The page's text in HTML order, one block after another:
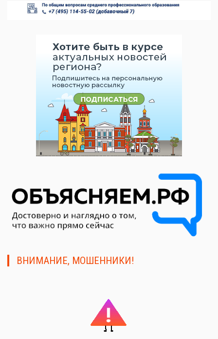
ВНИМАНИЕ, МОШЕННИКИ!